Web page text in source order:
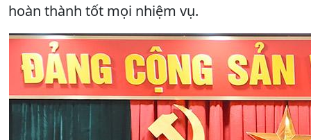
hoàn thành tốt mọi nhiệm vụ.